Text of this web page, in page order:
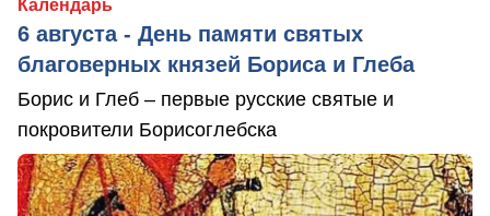
Календарь
6 августа - День памяти святых
благоверных князей Бориса и Глеба
Борис и Глеб – первые русские святые и
покровители Борисоглебска